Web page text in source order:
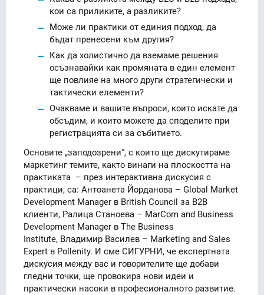
кои са приликите, а разликите?
Може ли практики от единия подход, да
бъдат пренесени към другия?
Как да холистично да вземаме решения
осъзнавайки как промяната в един елемент
ще повлияе на много други стратегически и
тактически елементи?
Очакваме и вашите въпроси, които искате да
обсъдим, и които можете да споделите при
регистрацията си за събитието.
Основите „заподозрени“, с които ще дискутираме
маркетинг темите, както винаги на плоскостта на
практиката – през интерактивна дискусия с
практици, са: Антоанета Йорданова – Global Market
Development Manager в British Council за B2B
клиенти, Ралица Станоева – MarCom and Business
Development Manager в The Business
Institute, Владимир Василев – Marketing and Sales
Expert в Pollenity. И сме СИГУРНИ, че експертната
дискусия между вас и говорителите ще добави
гледни точки, ще провокира нови идеи и
практически насоки в професионалното развитие.